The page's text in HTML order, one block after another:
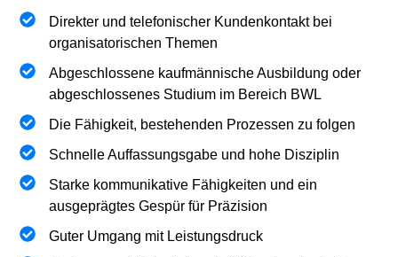
Direkter und telefonischer Kundenkontakt bei
organisatorischen Themen
Abgeschlossene kaufmännische Ausbildung oder
abgeschlossenes Studium im Bereich BWL
Die Fähigkeit, bestehenden Prozessen zu folgen
Schnelle Auffassungsgabe und hohe Disziplin
Starke kommunikative Fähigkeiten und ein
ausgeprägtes Gespür für Präzision
Guter Umgang mit Leistungsdruck